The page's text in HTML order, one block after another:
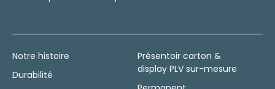
Notre histoire
Durabilité
Présentoir carton &
display PLV sur-mesure